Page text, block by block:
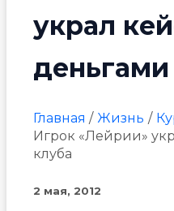
украл
деньгами
Главная Жизнь
Игрок «Лейрии»
клуба
2 мая, 2012